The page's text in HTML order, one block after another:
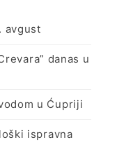
avgust
danas u
u Ćupriji
ispravna